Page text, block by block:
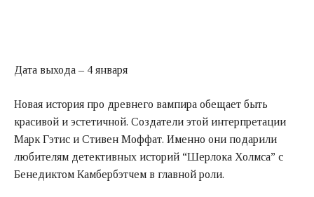
Дата выхода – 4 января
Новая история про древнего вампира обещает быть
красивой и эстетичной. Создатели этой интерпретации
Марк Гэтис и Стивен Моффат. Именно они подарили
любителям детективных историй “Шерлока Холмса” с
Бенедиктом Камбербэтчем в главной роли.